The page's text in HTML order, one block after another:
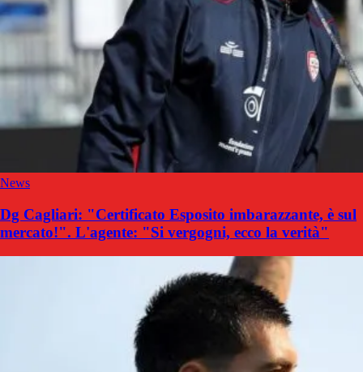
News
Dg Cagliari: "Certificato Esposito imbarazzante, è sul
mercato!". L'agente: "Si vergogni, ecco la verità"